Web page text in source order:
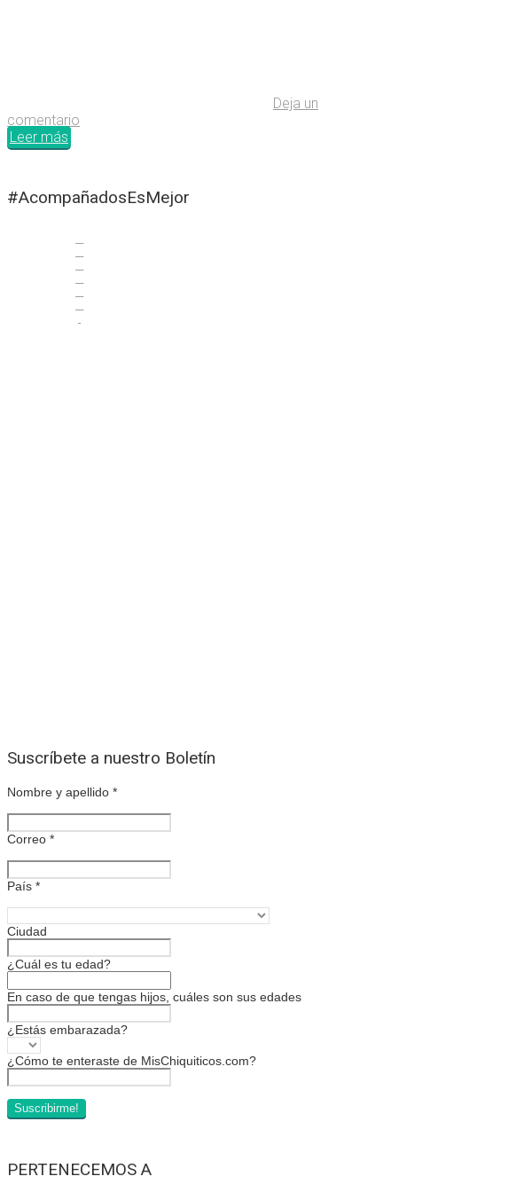
Deja un
comentario
Leer más
#AcompañadosEsMejor
Suscríbete a nuestro Boletín
Nombre y apellido *
Correo *
País *
Ciudad
¿Cuál es tu edad?
En caso de que tengas hijos, cuáles son sus edades
¿Estás embarazada?
¿Cómo te enteraste de MisChiquiticos.com?
PERTENECEMOS A